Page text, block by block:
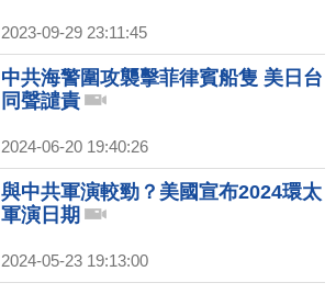
2023-09-29 23:11:45
中共海警圍攻襲擊菲律賓船隻 美日台
同聲譴責
2024-06-20 19:40:26
與中共軍演較勁？美國宣布2024環太
軍演日期
2024-05-23 19:13:00